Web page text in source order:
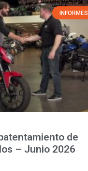
INFORMES
de
– Junio 2026